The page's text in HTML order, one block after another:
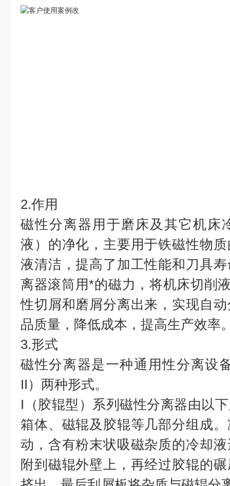
2.作用
磁性分离器用于磨床及其它机床
液）的净化，主要用于铁磁性物
液清洁，提高了加工性能和刀具
离器滚筒用*的磁力，将机床切削
性切屑和磨屑分离出来，实现自
品质量，降低成本，提高生产效率
3.形式
磁性分离器是一种通用性分离设
II）两种形式。
I（胶辊型）系列磁性分离器由以
箱体、磁辊及胶辊等几部分组成
动，含有粉末状吸磁杂质的冷却
附到磁辊外壁上，再经过胶辊的